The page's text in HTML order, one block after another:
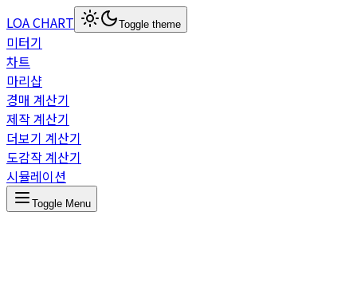
LOA CHART Toggle theme
미터기
차트
마리샵
경매 계산기
제작 계산기
더보기 계산기
도감작 계산기
시뮬레이션
Toggle Menu